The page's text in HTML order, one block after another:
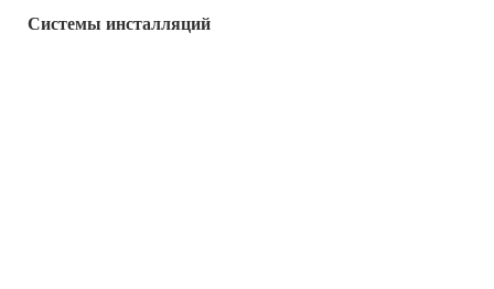
Системы инсталляций